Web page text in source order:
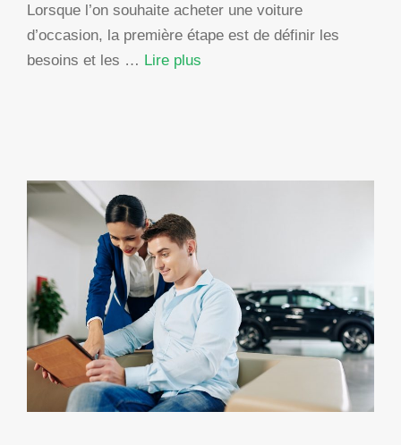
Lorsque l’on souhaite acheter une voiture
d’occasion, la première étape est de définir les
besoins et les … Lire plus